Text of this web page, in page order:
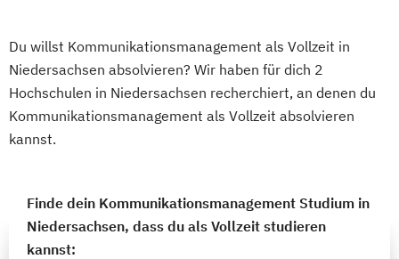
Du willst Kommunikationsmanagement als Vollzeit in
Niedersachsen absolvieren? Wir haben für dich 2
Hochschulen in Niedersachsen recherchiert, an denen du
Kommunikationsmanagement als Vollzeit absolvieren
kannst.
Finde dein Kommunikationsmanagement Studium in
Niedersachsen, dass du als Vollzeit studieren
kannst: